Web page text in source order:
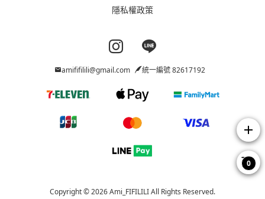
隱私權政策
Instagram page
Line page
amififilili@gmail.com 統一編號 82617192
Copyright © 2026 Ami_FIFILILI All Rights Reserved.
add
0